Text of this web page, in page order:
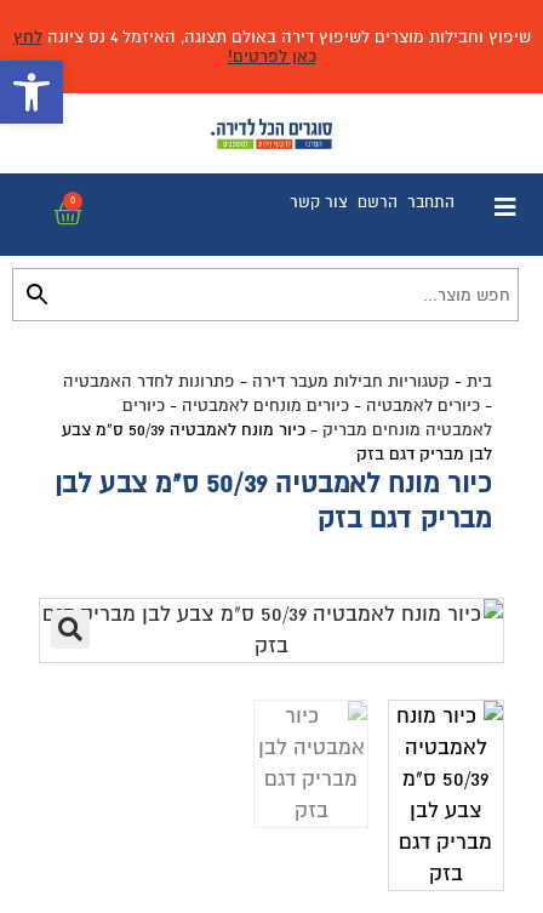
שיפוץ וחבילות מוצרים לשיפוץ דירה באולם תצוגה, האיזמל 4 נס ציונה
לחץ
כאן לפרטים!
התחבר הרשם צור קשר 0
בית - קטגוריות חבילות מעבר דירה - פתרונות לחדר האמבטיה
-כיורים לאמבטיה -כיורים מונחים לאמבטיה -כיורים
לאמבטיה מונחים מבריק -
כיור מונח לאמבטיה 50/39 ס”מ צבע
לבן מבריק דגם בזק
כיור מונח לאמבטיה 50/39 ס"מ צבע לבן
מבריק דגם בזק